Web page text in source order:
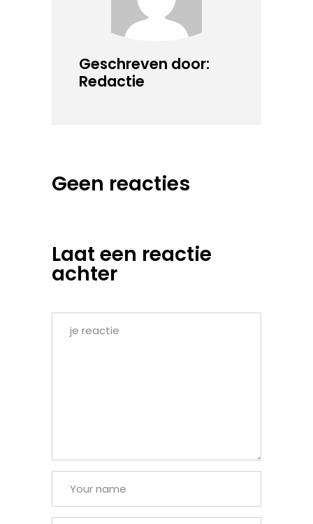
Geschreven door:
Redactie
Geen reacties
Laat een reactie
achter